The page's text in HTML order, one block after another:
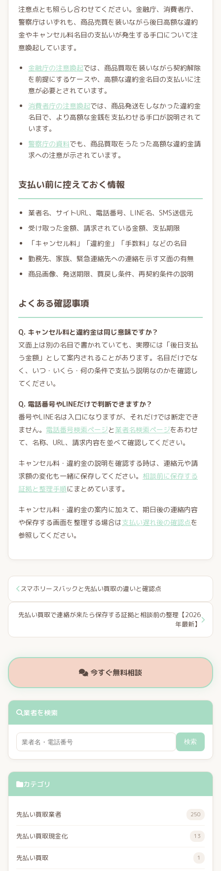
注意点とも照らし合わせてください。金融庁、消費者庁、
警察庁はいずれも、商品売買を装いながら後日高額な違約
金やキャンセル料名目の支払いが発生する手口について注
意喚起しています。
金融庁の注意喚起では、商品買取を装いながら契約解除
を前提にするケースや、高額な違約金名目の支払いに注
意が必要とされています。
消費者庁の注意喚起では、商品発送をしなかった違約金
名目で、より高額な金銭を支払わせる手口が説明されて
います。
警察庁の資料でも、商品買取をうたった高額な違約金請
求への注意が示されています。
支払い前に控えておく情報
業者名、サイトURL、電話番号、LINE名、SMS送信元
受け取った金額、請求されている金額、支払期限
「キャンセル料」「違約金」「手数料」などの名目
勤務先、家族、緊急連絡先への連絡を示す文面の有無
商品画像、発送期限、買戻し条件、再契約条件の説明
よくある確認事項
Q. キャンセル料と違約金は同じ意味ですか？
文面上は別の名目で書かれていても、実際には「後日支払
う金額」として案内されることがあります。名目だけでな
く、いつ・いくら・何の条件で支払う説明なのかを確認し
てください。
Q. 電話番号やLINEだけで判断できますか？
番号やLINE名は入口になりますが、それだけでは断定でき
ません。 電話番号検索ページと業者名検索ページをあわせ
て、名称、URL、請求内容を並べて確認してください。
キャンセル料・違約金の説明を確認する時は、連絡元や請
求額の変化も一緒に保存してください。 相談前に保存する
証拠と整理手順にまとめています。
キャンセル料・違約金の案内に加えて、期日後の連絡内容
や保存する画面を整理する場合は支払い遅れ後の確認点を
参照してください。
スマホリースバックと先払い買取の違いと確認点
先払い買取で連絡が来たら保存する証拠と相談前の整理【2026
年最新】
今すぐ無料相談
業者を検索
検索
カテゴリ
先払い買取業者 250
先払い買取現金化 13
先払い買取 1